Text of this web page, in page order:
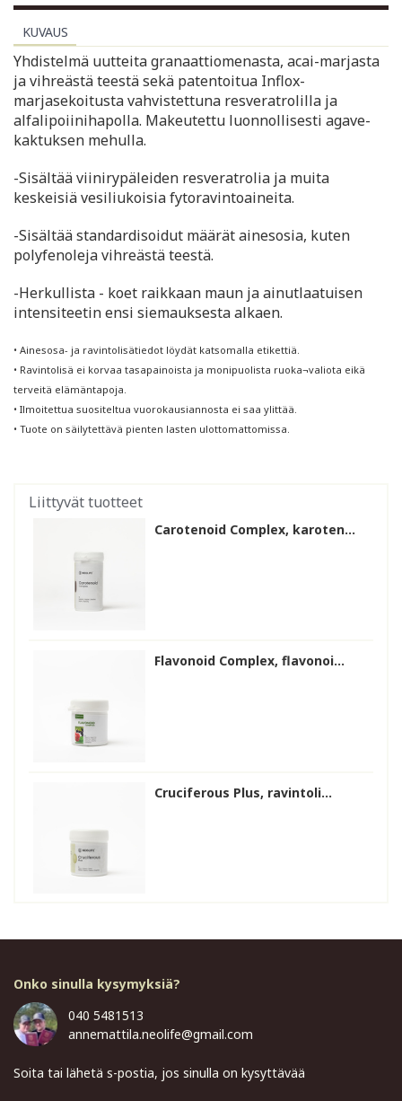
KUVAUS
Yhdistelmä uutteita granaattiomenasta, acai-marjasta
ja vihreästä teestä sekä patentoitua Inflox-
marjasekoitusta vahvistettuna resveratrolilla ja
alfalipoiinihapolla. Makeutettu luonnollisesti agave-
kaktuksen mehulla.
-Sisältää viinirypäleiden resveratrolia ja muita
keskeisiä vesiliukoisia fytoravintoaineita.
-Sisältää standardisoidut määrät ainesosia, kuten
polyfenoleja vihreästä teestä.
-Herkullista - koet raikkaan maun ja ainutlaatuisen
intensiteetin ensi siemauksesta alkaen.
• Ainesosa- ja ravintolisätiedot löydät katsomalla etikettiä.
• Ravintolisä ei korvaa tasapainoista ja monipuolista ruoka¬valiota eikä
terveitä elämäntapoja.
• Ilmoitettua suositeltua vuorokausiannosta ei saa ylittää.
• Tuote on säilytettävä pienten lasten ulottomattomissa.
Liittyvät tuotteet
Carotenoid Complex, karoten...
Flavonoid Complex, flavonoi...
Cruciferous Plus, ravintoli...
Onko sinulla kysymyksiä?
040 5481513
annemattila.neolife@gmail.com
Soita tai lähetä s-postia, jos sinulla on kysyttävää